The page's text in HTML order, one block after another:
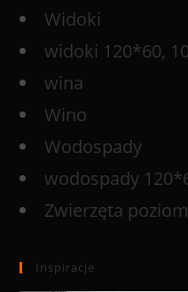
Widoki
widoki 120*60,
wina
Wino
Wodospady
wodospady
Zwierzęta poziom
Inspiracje